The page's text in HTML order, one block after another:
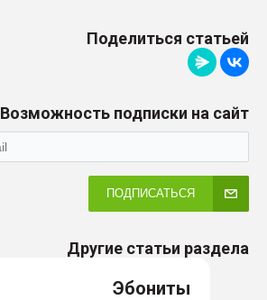
Поделиться статьей
Возможность подписки на сайт
ПОДПИСАТЬСЯ
Другие статьи раздела
Эбониты